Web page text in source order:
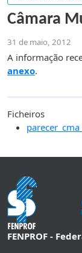
Câmara
31 de maio, 2012
A informação
anexo.
Ficheiros
FENPROF -